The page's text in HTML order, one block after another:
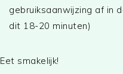
gebruiksaanwijzing af in
dit 18-20 minuten)
Eet smakelijk!